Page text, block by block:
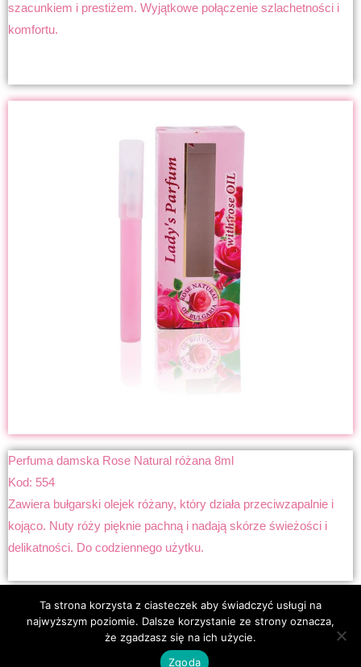
szacunkiem i prestiżem. Wyjątkowe połączenie szlachetności i
komfortu.
Perfuma damska Rose Natural różana 8ml
Kod: 554
Zawiera bułgarski olejek różany, który działa przeciwzapalnie i
kojąco. Nuty róży pięknie pachną i nadają skórze świeżości i
delikatności. Do codziennego użytku.
Copyright © 2026 rozamorbulgaria.com | Powered by Astra
WordPress Theme
Ta strona korzysta z ciasteczek aby świadczyć usługi na
najwyższym poziomie. Dalsze korzystanie ze strony oznacza,
że zgadzasz się na ich użycie.
Zgoda